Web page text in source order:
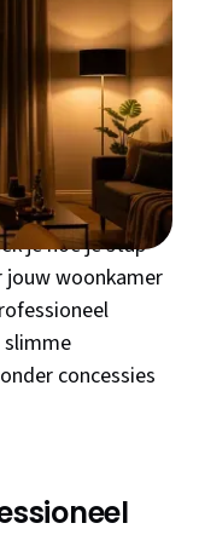
niet alleen hoe
je voelt. Het
in een
tijd
plant of
perfecte
tussen een
je hoe je stap
jouw woonkamer
concessies